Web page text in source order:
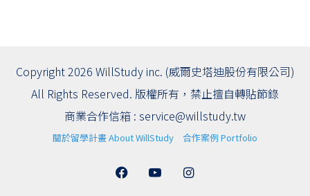
Copyright 2026 WillStudy inc. (威爾史塔迪股份有限公司)
All Rights Reserved. 版權所有，禁止擅自轉貼節錄
商業合作信箱 : service@willstudy.tw
關於留學計畫 About WillStudy 合作案例 Portfolio
Facebook
YouTubeInstagram